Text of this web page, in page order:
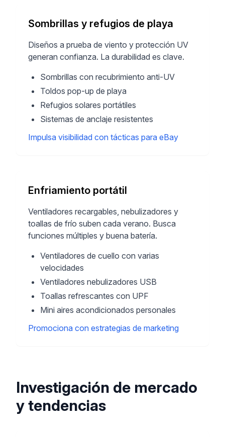
Sombrillas y refugios de playa
Diseños a prueba de viento y protección UV
generan confianza. La durabilidad es clave.
Sombrillas con recubrimiento anti-UV
Toldos pop-up de playa
Refugios solares portátiles
Sistemas de anclaje resistentes
Impulsa visibilidad con tácticas para eBay
Enfriamiento portátil
Ventiladores recargables, nebulizadores y
toallas de frío suben cada verano. Busca
funciones múltiples y buena batería.
Ventiladores de cuello con varias
velocidades
Ventiladores nebulizadores USB
Toallas refrescantes con UPF
Mini aires acondicionados personales
Promociona con estrategias de marketing
Investigación de mercado
y tendencias